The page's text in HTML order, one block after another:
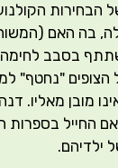
הבחירות
בה האם
בסבב
"נחטף"
מובן מאליו.
החייל
ילדיהם.